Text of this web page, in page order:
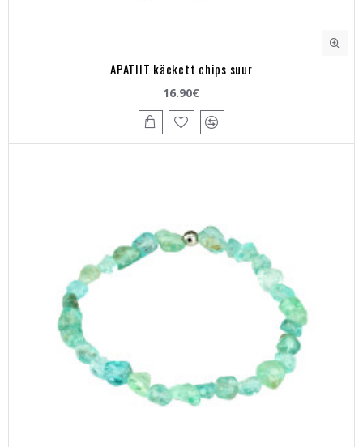
APATIIT käekett chips suur
16.90€